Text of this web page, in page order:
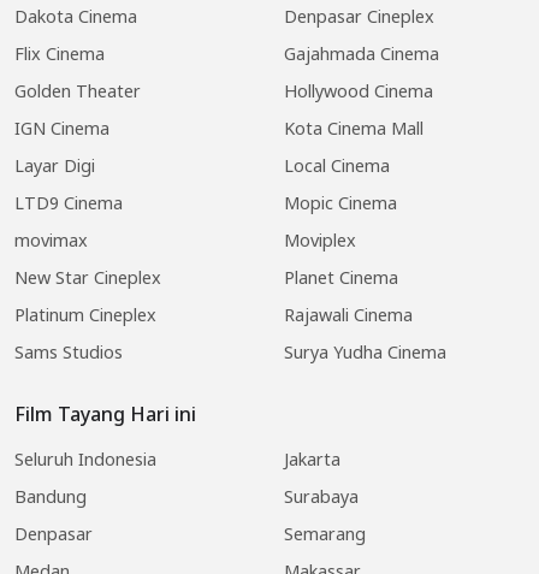
Dakota Cinema
Denpasar Cineplex
Flix Cinema
Gajahmada Cinema
Golden Theater
Hollywood Cinema
IGN Cinema
Kota Cinema Mall
Layar Digi
Local Cinema
LTD9 Cinema
Mopic Cinema
movimax
Moviplex
New Star Cineplex
Planet Cinema
Platinum Cineplex
Rajawali Cinema
Sams Studios
Surya Yudha Cinema
Film Tayang Hari ini
Seluruh Indonesia
Jakarta
Bandung
Surabaya
Denpasar
Semarang